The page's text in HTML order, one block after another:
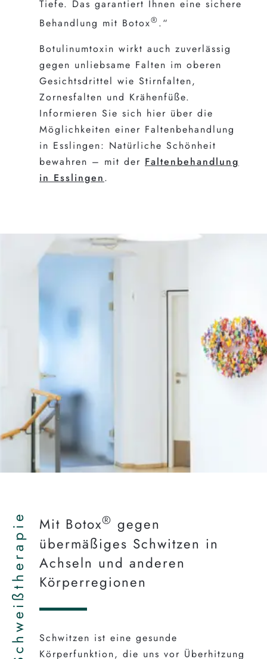
Tiefe. Das garantiert Ihnen eine sichere
Behandlung mit Botox® .“
Botulinumtoxin wirkt auch zuverlässig
gegen unliebsame Falten im oberen
Gesichtsdrittel wie Stirnfalten,
Zornesfalten und Krähenfüße.
Informieren Sie sich hier über die
Möglichkeiten einer Faltenbehandlung
in Esslingen: Natürliche Schönheit
bewahren – mit der Faltenbehandlung
in Esslingen.
Schweißtherapie Mit Botox® gegen
übermäßiges Schwitzen in
Achseln und anderen
Körperregionen
Schwitzen ist eine gesunde
Körperfunktion, die uns vor Überhitzung